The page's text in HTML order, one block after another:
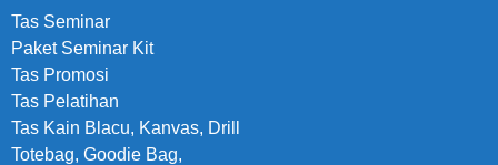
Tas Seminar
Paket Seminar Kit
Tas Promosi
Tas Pelatihan
Tas Kain Blacu, Kanvas, Drill
Totebag, Goodie Bag,